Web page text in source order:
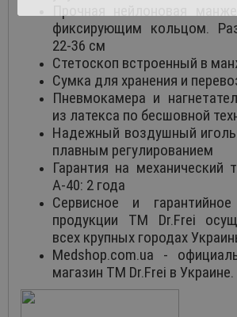
Прочная нейлоновая
фиксирующим кольцом.
22-36 см
Стетоскоп встроенный в
Сумка для хранения и
Пневмокамера и
из латекса по бесшовной
Надежный воздушный
плавным регулированием
Гарантия на механический
A-40: 2 года
Сервисное и
продукции ТМ Dr.Frei
всех крупных городах
Medshop.com.ua -
магазин ТМ Dr.Frei в Украине.